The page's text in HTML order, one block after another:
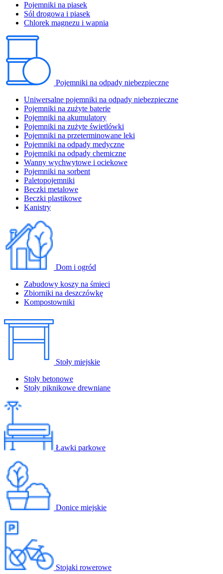
Pojemniki na piasek
Sól drogowa i piasek
Chlorek magnezu i wapnia
Pojemniki na odpady niebezpieczne
Uniwersalne pojemniki na odpady niebezpieczne
Pojemniki na zużyte baterie
Pojemniki na akumulatory
Pojemniki na zużyte świetlówki
Pojemniki na przeterminowane leki
Pojemniki na odpady medyczne
Pojemniki na odpady chemiczne
Wanny wychwytowe i ociekowe
Pojemniki na sorbent
Paletopojemniki
Beczki metalowe
Beczki plastikowe
Kanistry
Dom i ogród
Zabudowy koszy na śmieci
Zbiorniki na deszczówkę
Kompostowniki
Stoły miejskie
Stoły betonowe
Stoły piknikowe drewniane
Ławki parkowe
Donice miejskie
Stojaki rowerowe